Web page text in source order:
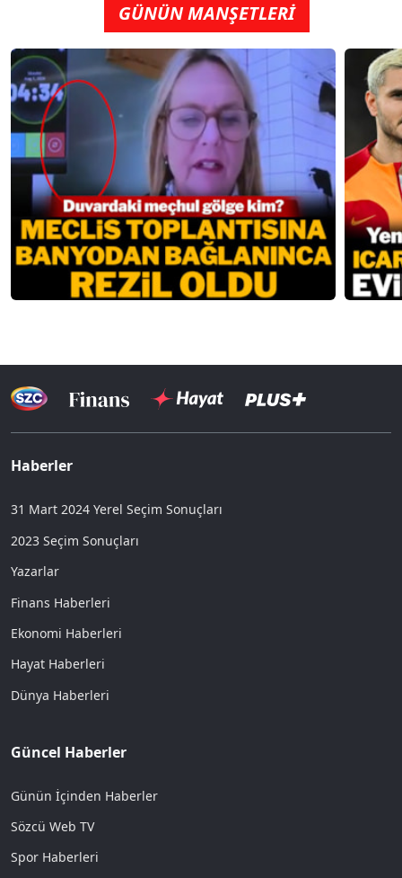
GÜNÜN MANŞETLERİ
Haberler
31 Mart 2024 Yerel Seçim Sonuçları
2023 Seçim Sonuçları
Yazarlar
Finans Haberleri
Ekonomi Haberleri
Hayat Haberleri
Dünya Haberleri
Güncel Haberler
Günün İçinden Haberler
Sözcü Web TV
Spor Haberleri